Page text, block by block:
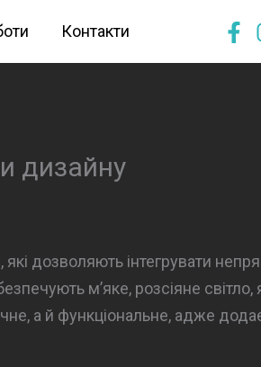
Контакти
дизайну
дозволяють інтегрувати
м’яке, розсіяне світло,
а й функціональне, адже